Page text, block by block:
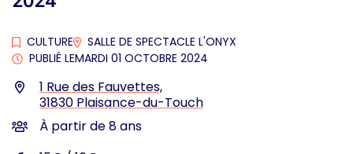
CULTURE
SALLE DE SPECTACLE L'ONYX
PUBLIÉ LEMARDI 01 OCTOBRE 2024
Infos utiles
1 Rue des Fauvettes,
31830 Plaisance-du-Touch
À partir de 8 ans